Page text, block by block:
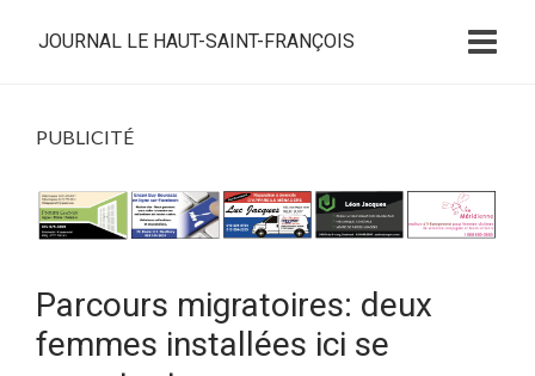
JOURNAL LE HAUT-SAINT-FRANÇOIS
PUBLICITÉ
Parcours migratoires: deux
femmes installées ici se